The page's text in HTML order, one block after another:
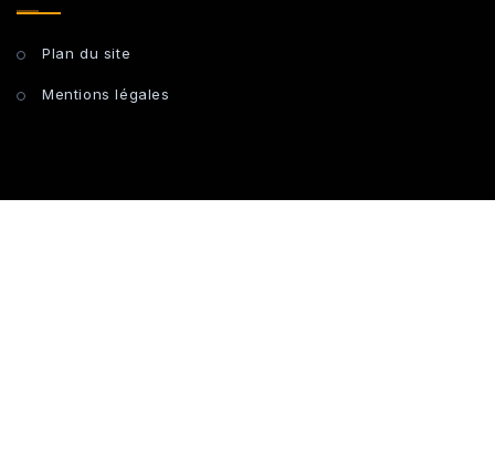
Plan du site
Mentions légales